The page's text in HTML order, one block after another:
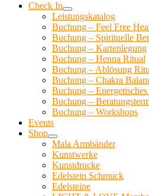
Check In
Leistungskatalog
Buchung – Feel Free
Buchung – Spirituelle
Buchung – Kartenlegung
Buchung – Henna Ritual
Buchung – Ablösung
Buchung – Chakra
Buchung –
Buchung –
Buchung – Workshops
Events
Shop
Mala Armbänder
Kunstwerke
Kunstdrucke
Edelstein Schmuck
Edelsteine